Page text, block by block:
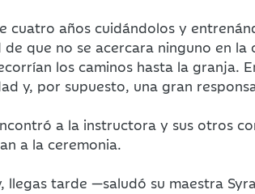
cuatro años cuidándolos y
que no se acercara ninguno en
los caminos hasta la granja.
y, por supuesto, una gran
a la instructora y sus otros
a la ceremonia.
llegas tarde —saludó su maestra